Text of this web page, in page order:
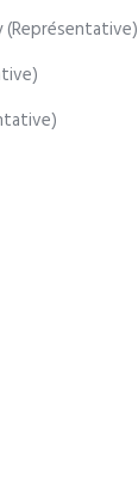
(Représentative)